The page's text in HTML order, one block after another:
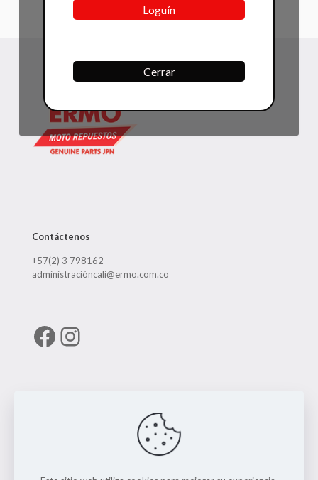
Contáctenos
+57(2) 3 798162
administracióncali@ermo.com.co
Facebook
Instagram
Loguín
Cerrar